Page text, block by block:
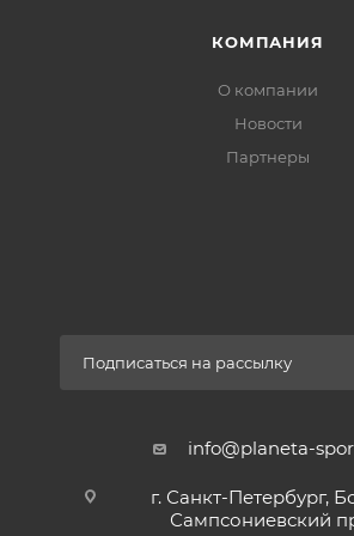
КОМПАНИЯ
О компании
Новости
Партнеры
Подписаться на рассылку
info@planeta-
г. Санкт-Петербург,
Сампсониевский